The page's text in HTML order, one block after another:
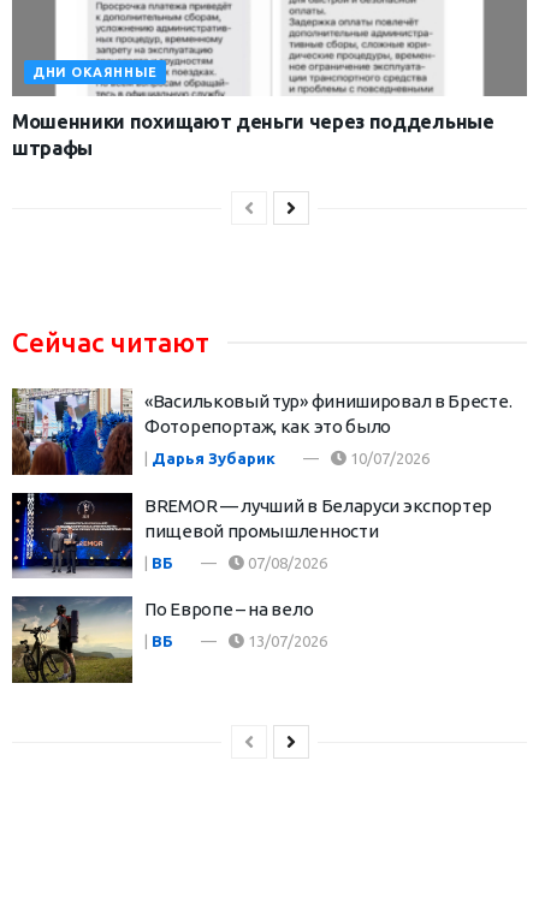
ДНИ ОКАЯННЫЕ
Мошенники похищают деньги через поддельные
штрафы
Сейчас читают
«Васильковый тур» финишировал в Бресте.
Фоторепортаж, как это было
Дарья Зубарик 10/07/2026
BREMOR — лучший в Беларуси экспортер
пищевой промышленности
| ВБ 07/08/2026
По Европе – на вело
ВБ 13/07/2026